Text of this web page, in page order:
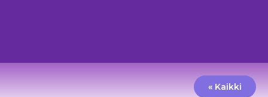
« Kaikki